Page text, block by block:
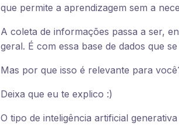
que permite a aprendizagem sem a
A coleta de informações passa a ser,
geral. É com essa base de dados que
Mas por que isso é relevante para
Deixa que eu te explico :)
O tipo de inteligência artificial